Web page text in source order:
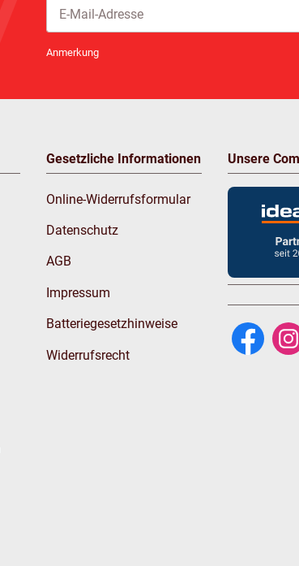
Anmerkung
Gesetzliche Informationen
Online-Widerrufsformular
Datenschutz
AGB
Impressum
Batteriegesetzhinweise
Widerrufsrecht
Unsere